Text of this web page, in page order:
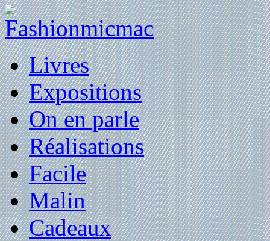
Livres
Expositions
On en parle
Réalisations
Facile
Malin
Cadeaux